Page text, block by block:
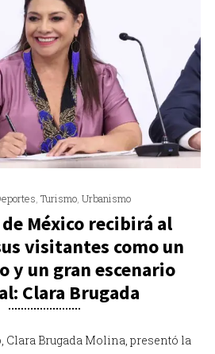
, Turismo, Urbanismo
México recibirá al
visitantes como un
y un gran escenario
Clara Brugada
Clara Brugada Molina, presentó la